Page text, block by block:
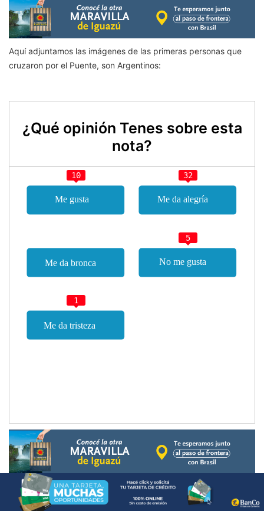
Aquí adjuntamos las imágenes de las primeras personas que
cruzaron por el Puente, son Argentinos:
¿Qué opinión Tenes sobre esta
nota?
10 32
5
1